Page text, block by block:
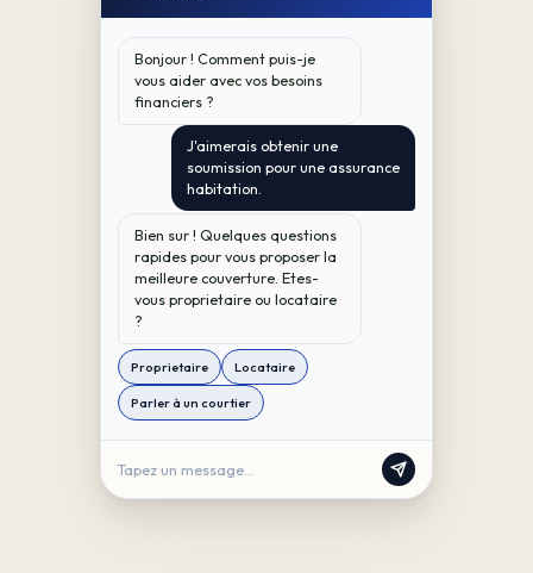
Bonjour ! Comment puis-je
vous aider avec vos besoins
financiers ?
J'aimerais obtenir une
soumission pour une assurance
habitation.
Bien sur ! Quelques questions
rapides pour vous proposer la
meilleure couverture. Etes-
vous proprietaire ou locataire
?
Proprietaire Locataire
Parler à un courtier
Tapez un message...